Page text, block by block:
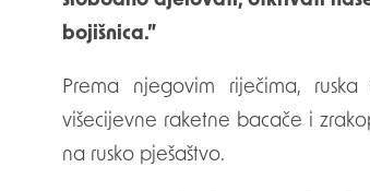
bojišnica.”
Prema njegovim riječima,
višecijevne raketne bacače i
na rusko pješaštvo.